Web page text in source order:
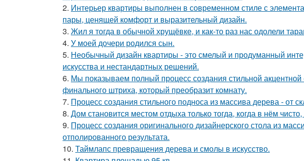
2. Интерьер квартиры выполнен в современном стиле с
пары, ценящей комфорт и выразительный дизайн.
3. Жил я тогда в обычной хрущёвке, и как-то раз нас одолели
4. У моей дочери родился сын.
5. Необычный дизайн квартиры - это смелый и продуманный
искусства и нестандартных решений.
6. Мы показываем полный процесс создания стильной акцентной
финального штриха, который преобразит комнату.
7. Процесс создания стильного подноса из массива дерева - от
8. Дом становится местом отдыха только тогда, когда в нём
9. Процесс создания оригинального дизайнерского стола из
отполированного результата.
10. Таймлапс превращения дерева и смолы в искусство.